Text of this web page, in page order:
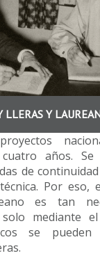
LLERAS Y
años. Se
de
Por eso,
es tan
mediante
se pueden